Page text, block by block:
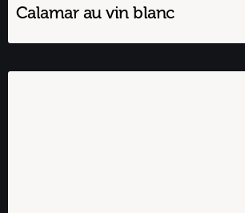
Calamar au vin blanc